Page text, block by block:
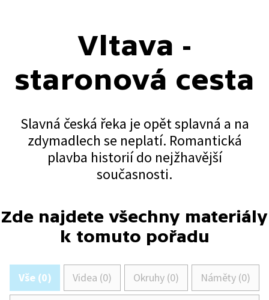
Vltava -
staronová cesta
Slavná česká řeka je opět splavná a na
zdymadlech se neplatí. Romantická
plavba historií do nejžhavější
současnosti.
Zde najdete všechny materiály
k tomuto pořadu
Vše (0) Videa (0) Okruhy (0) Náměty (0)